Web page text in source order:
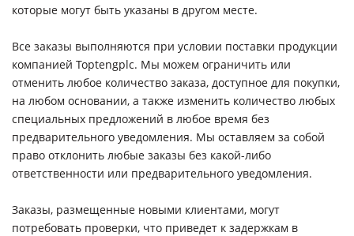
которые могут быть указаны в другом месте.
Все заказы выполняются при условии поставки продукции
компанией Toptengplc. Мы можем ограничить или
отменить любое количество заказа, доступное для покупки,
на любом основании, а также изменить количество любых
специальных предложений в любое время без
предварительного уведомления. Мы оставляем за собой
право отклонить любые заказы без какой-либо
ответственности или предварительного уведомления.
Заказы, размещенные новыми клиентами, могут
потребовать проверки, что приведет к задержкам в